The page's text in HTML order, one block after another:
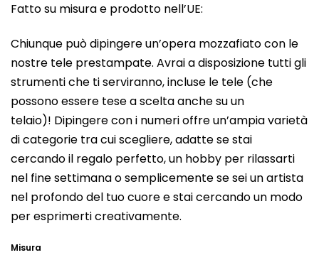
Fatto su misura e prodotto nell’UE:
Chiunque può dipingere un’opera mozzafiato con le
nostre tele prestampate. Avrai a disposizione tutti gli
strumenti che ti serviranno, incluse le tele (che
possono essere tese a scelta anche su un
telaio)! Dipingere con i numeri offre un’ampia varietà
di categorie tra cui scegliere, adatte se stai
cercando il regalo perfetto, un hobby per rilassarti
nel fine settimana o semplicemente se sei un artista
nel profondo del tuo cuore e stai cercando un modo
per esprimerti creativamente.
Misura
media
prodotto
è
0,0
su
5
stelle.